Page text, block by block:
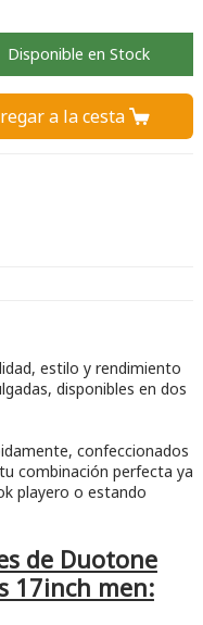
Disponible en Stock
a la cesta 
estilo y rendimiento
disponibles en dos
confeccionados
combinación perfecta ya
playero o estando
de Duotone
17inch men: